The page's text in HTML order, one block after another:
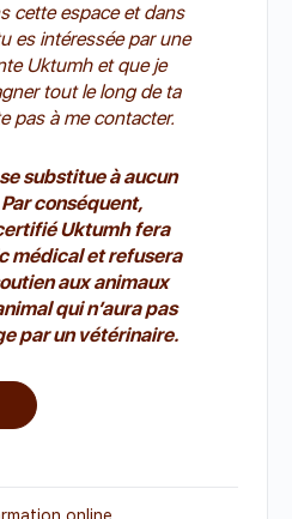
cette espace et dans
es intéressée par une
Uktumh et que je
tout le long de ta
pas à me contacter.
substitue à aucun
conséquent,
Uktumh fera
médical et refusera
aux animaux
qui n’aura pas
par un vétérinaire.